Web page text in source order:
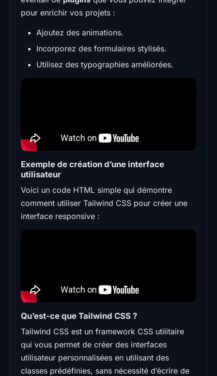
pour enrichir vos projets :
Ajoutez des animations.
Incorporez des formulaires stylisés.
Utilisez des typographies améliorées.
Exemple de création d’une interface
utilisateur
Voici un code HTML simple qui démontre
comment utiliser Tailwind CSS pour créer une
interface responsive :
Qu’est-ce que Tailwind CSS ?
Tailwind CSS est un framework CSS utilitaire
qui vous permet de créer des interfaces
utilisateur personnalisées en utilisant des
classes prédéfinies, sans nécessité d’écrire de